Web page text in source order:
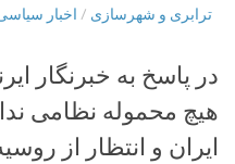
ترابری و شهرسازی / اخبار
در پاسخ به خبرنگار
هیچ محموله نظامی
ایران و انتظار از